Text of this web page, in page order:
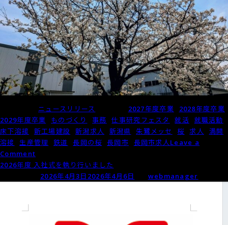
ニュースリリース 2027年度卒業 2028年度卒業
2029年度卒業
ものづくり ,事務 ,仕事研究フェスタ ,就活 就職活動
床下溶接
新工場建設 新潟求人 新潟県 ,朱鷺メッセ 桜 ,求人 満開
溶接
,生産管理 ,鉄道 ,長岡の桜 ,長岡市 長岡市求人Leave a
Comment
新
入
2026年度 入社式を執り行いました
2026年4月3日 2026年4月6日 webmanager